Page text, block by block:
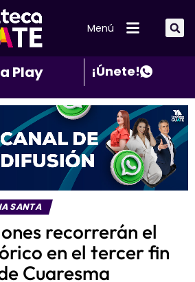
Menú
Play ¡Únete!
SANTA
recorrerán el
en el tercer fin
Cuaresma